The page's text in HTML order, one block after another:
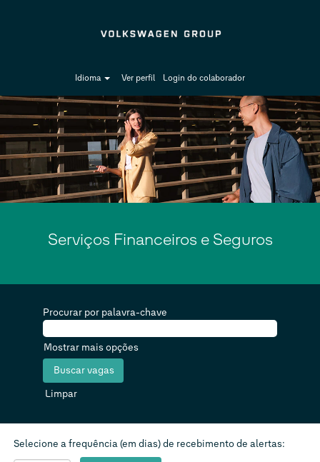
Idioma Ver perfil Login do colaborador
Serviços
Financeiros
e
Seguros
Serviços Financeiros e Seguros
Procurar por palavra-chave
Mostrar mais opções
Limpar
Selecione a frequência (em dias) de recebimento de alertas: